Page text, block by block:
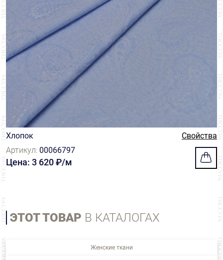
Хлопок
Свойства
Артикул: 00066797
Цена: 3 620 ₽/м
ЭТОТ ТОВАР В КАТАЛОГАХ
Женские ткани